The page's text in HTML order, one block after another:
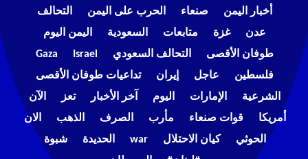
أخبار اليمن
صنعاء الحرب على اليمن
التحالف
عدن
غزة متابعات السعودية
اليمن اليوم
طوفان الأقصى
التحالف السعودي Israel
Gaza
فلسطين
عاجل إيران
تداعيات طوفان الأقصى
الشرعية
الإمارات اليوم آخر الأخبار تعز
الآن
أمريكا
قوات صنعاء مأرب الصرف الذهب
الان
الحوثي
كيان الاحتلال war الحديدة
شبوة